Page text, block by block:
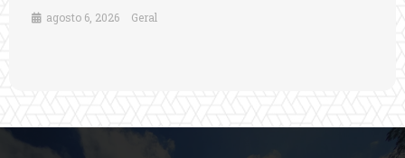
agosto 6, 2026 Geral